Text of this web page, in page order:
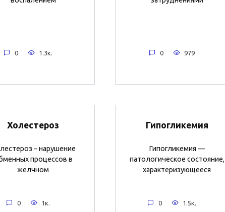
0 1.3к. 0 979
Холестероз
– нарушение
процессов в
желчном
0 1к.
Гипогликемия
Гипогликемия —
патологическое состояние,
характеризующееся
0 1.5к.